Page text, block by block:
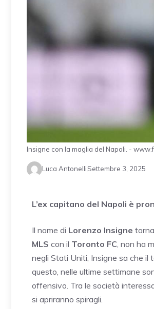
Insigne con la maglia del Napoli. -
Luca AntonelliSettembre 3, 2025
L’ex capitano del Napoli è
Il nome di Lorenzo Insigne
MLS con il Toronto FC , non ha
negli Stati Uniti, Insigne sa che il
questo, nelle ultime settimane
offensivo. Tra le società
si apriranno spiragli.